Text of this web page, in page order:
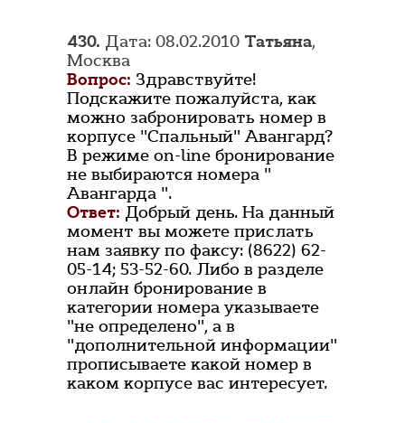
430. Дата: 08.02.2010 Татьяна,
Москва
Вопрос: Здравствуйте!
Подскажите пожалуйста, как
можно забронировать номер в
корпусе "Спальный" Авангард?
В режиме on-line бронирование
не выбираются номера "
Авангарда ".
Ответ: Добрый день. На данный
момент вы можете прислать
нам заявку по факсу: (8622) 62-
05-14; 53-52-60. Либо в разделе
онлайн бронирование в
категории номера указываете
"не определено", а в
"дополнительной информации"
прописываете какой номер в
каком корпусе вас интересует.